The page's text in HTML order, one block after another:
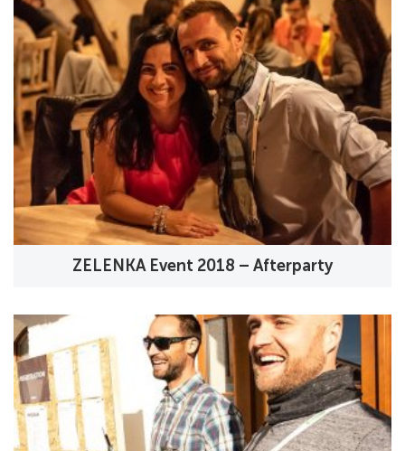
ZELENKA Event 2018 – Afterparty